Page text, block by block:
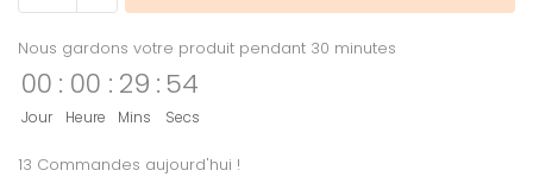
Nous gardons votre produit pendant 30 minutes
00
Jour
: 00
Heure
: 29
Mins
: 54
Secs
13 Commandes aujourd'hui !